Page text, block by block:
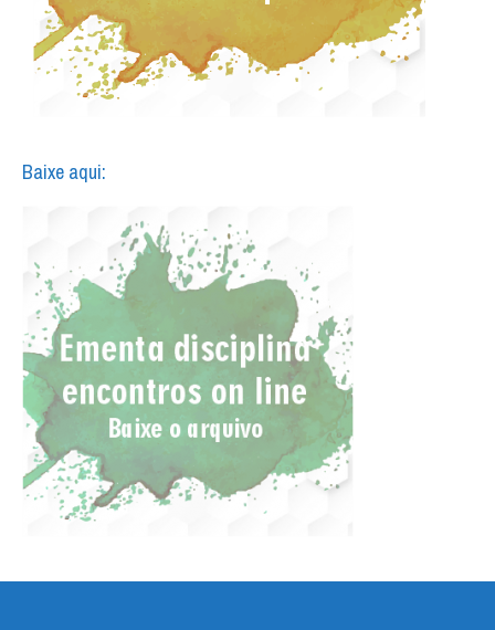
Baixe aqui: